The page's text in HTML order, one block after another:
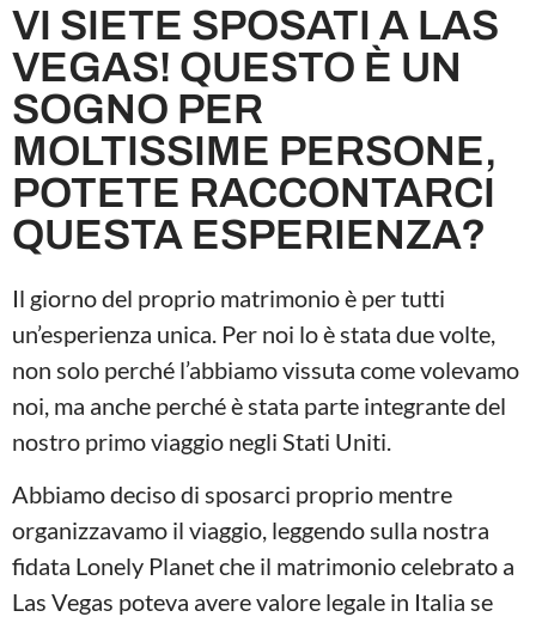
VI SIETE SPOSATI A LAS
VEGAS! QUESTO È UN
SOGNO PER
MOLTISSIME PERSONE,
POTETE RACCONTARCI
QUESTA ESPERIENZA?
Il giorno del proprio matrimonio è per tutti
un’esperienza unica. Per noi lo è stata due volte,
non solo perché l’abbiamo vissuta come volevamo
noi, ma anche perché è stata parte integrante del
nostro primo viaggio negli Stati Uniti.
Abbiamo deciso di sposarci proprio mentre
organizzavamo il viaggio, leggendo sulla nostra
fidata Lonely Planet che il matrimonio celebrato a
Las Vegas poteva avere valore legale in Italia se